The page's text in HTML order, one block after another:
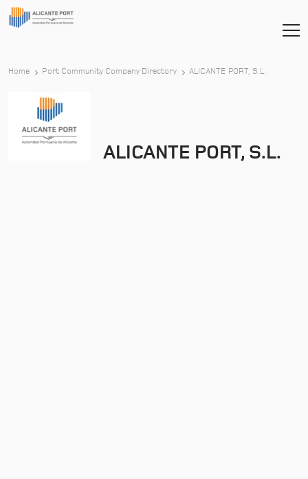
Home Port Community Company Directory ALICANTE PORT, S.L.
ALICANTE PORT, S.L.